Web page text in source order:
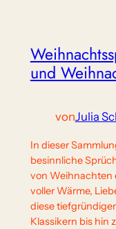
und
vonJulia
In dieser
besinnliche
von Weihnachten
voller Wärme,
diese
Klassikern bis hin